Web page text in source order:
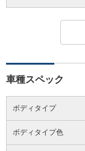
車種スペック
ボディタイプ
ボディタイプ色